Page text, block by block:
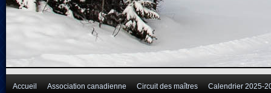
Accueil Association canadienne Circuit des maîtres Calendrier 2025-